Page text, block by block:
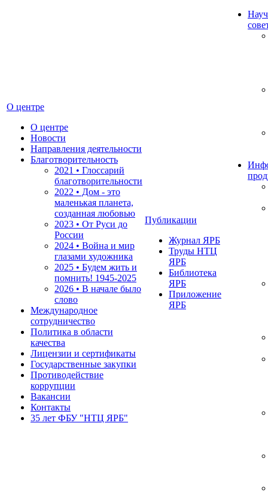
О центре
О центре
Новости
Направления деятельности
Благотворительность
2021 • Глоссарий
благотворительности
2022 • Дом - это
маленькая планета,
созданная любовью
2023 • От Руси до
России
2024 • Война и мир
глазами художника
2025 • Будем жить и
помнить! 1945-2025
2026 • В начале было
слово
Международное
сотрудничество
Политика в области
качества
Лицензии и сертификаты
Государственные закупки
Противодействие
коррупции
Вакансии
Контакты
35 лет ФБУ "НТЦ ЯРБ"
Публикации
Журнал ЯРБ
Труды НТЦ
ЯРБ
Библиотека
ЯРБ
Приложение
ЯРБ